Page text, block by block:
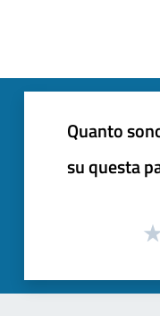
Quanto
su questa